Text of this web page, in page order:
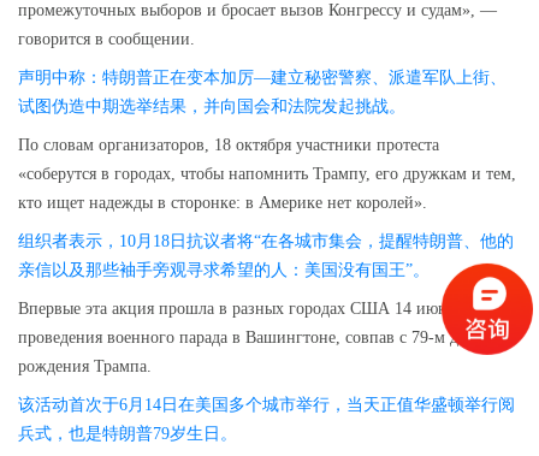
промежуточных выборов и бросает вызов Конгрессу и судам», —
говорится в сообщении.
声明中称：特朗普正在变本加厉—建立秘密警察、派遣军队上街、
试图伪造中期选举结果，并向国会和法院发起挑战。
По словам организаторов, 18 октября участники протеста
«соберутся в городах, чтобы напомнить Трампу, его дружкам и тем,
кто ищет надежды в сторонке: в Америке нет королей».
组织者表示，10月18日抗议者将“在各城市集会，提醒特朗普、他的
亲信以及那些袖手旁观寻求希望的人：美国没有国王”。
Впервые эта акция прошла в разных городах США 14 июня, в день
проведения военного парада в Вашингтоне, совпав с 79-м днем
рождения Трампа.
该活动首次于6月14日在美国多个城市举行，当天正值华盛顿举行阅
兵式 ，也是特朗普79岁生日。